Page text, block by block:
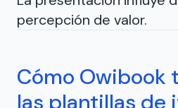
percepción de valor.
Cómo Owibook
las plantillas de